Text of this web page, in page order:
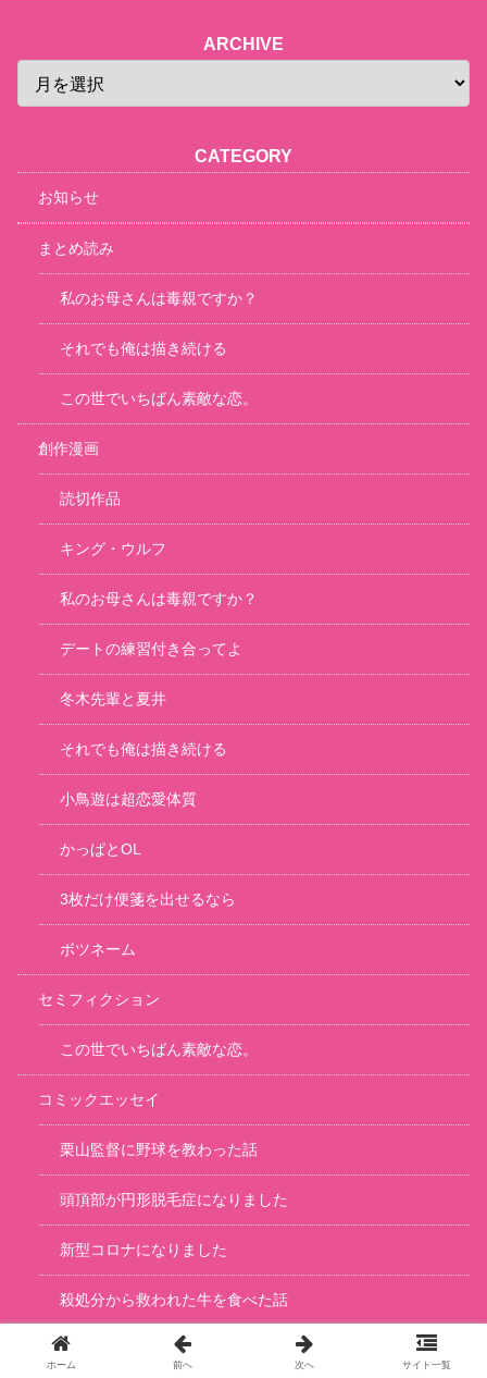
ARCHIVE
CATEGORY
お知らせ
まとめ読み
私のお母さんは毒親ですか？
それでも俺は描き続ける
この世でいちばん素敵な恋。
創作漫画
読切作品
キング・ウルフ
私のお母さんは毒親ですか？
デートの練習付き合ってよ
冬木先輩と夏井
それでも俺は描き続ける
小鳥遊は超恋愛体質
かっぱとOL
3枚だけ便箋を出せるなら
ボツネーム
セミフィクション
この世でいちばん素敵な恋。
コミックエッセイ
栗山監督に野球を教わった話
頭頂部が円形脱毛症になりました
新型コロナになりました
殺処分から救われた牛を食べた話
大切なものを失った日
ホーム 前へ 次へ サイト一覧